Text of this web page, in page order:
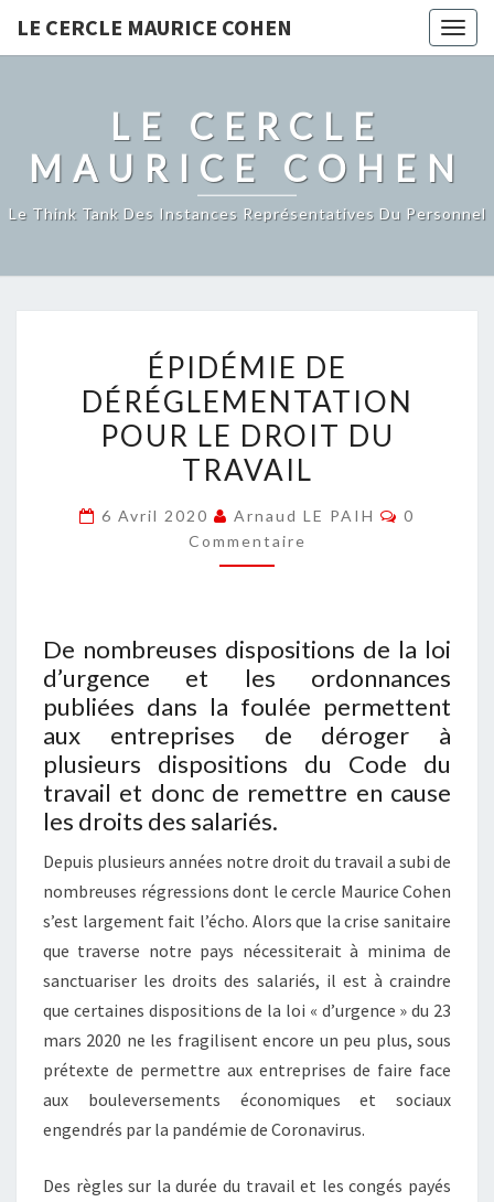
LE CERCLE MAURICE COHEN
LE CERCLE
MAURICE COHEN
Le Think Tank Des Instances Représentatives Du Personnel
DE
DÉRÉGLEMENTATION
POUR
LE
DU
TRAVAIL
ÉPIDÉMIE DE
DÉRÉGLEMENTATION
POUR LE DROIT DU
TRAVAIL
6 Avril 2020 Arnaud LE PAIH
0
Commentaire
De nombreuses dispositions de la loi
d’urgence et les ordonnances
publiées dans la foulée permettent
aux entreprises de déroger à
plusieurs dispositions du Code du
travail et donc de remettre en cause
les droits des salariés.
Depuis plusieurs années notre droit du travail a subi de
nombreuses régressions dont le cercle Maurice Cohen
s’est largement fait l’écho. Alors que la crise sanitaire
que traverse notre pays nécessiterait à minima de
sanctuariser les droits des salariés, il est à craindre
que certaines dispositions de la loi « d’urgence » du 23
mars 2020 ne les fragilisent encore un peu plus, sous
prétexte de permettre aux entreprises de faire face
aux bouleversements économiques et sociaux
engendrés par la pandémie de Coronavirus.
Des règles sur la durée du travail et les congés payés